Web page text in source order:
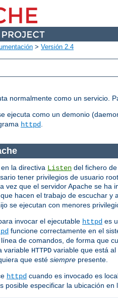
> Versión 2.4
normalmente como un servicio.
ejecuta como un demonio
httpd.
la directiva Listen del fichero
tener privilegios de usuario
vez que el servidor Apache se
, que hacen el trabajo de escuchar
se ejecutan con menores
invocar el ejecutable httpd es
funcione correctamente en el
de comandos, de forma que
variable HTTPD variable que está
que esté siempre presente.
httpd cuando es invocado es
posible especificar la ubicación